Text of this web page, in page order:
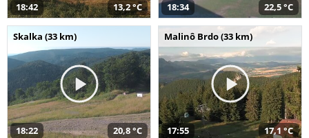
18:42 13,2 °C 18:34 22,5 °C
Skalka (33 km)
18:22 20,8 °C
Malinô Brdo (33 km)
17:55 17,1 °C